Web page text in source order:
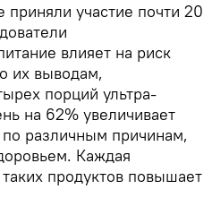
участие почти 20
влияет на риск
их выводам,
порций ультра-
на 62% увеличивает
по различным причинам,
Каждая
продуктов повышает